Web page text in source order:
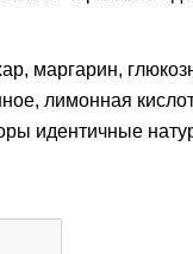
маргарин,
лимонная
идентичные